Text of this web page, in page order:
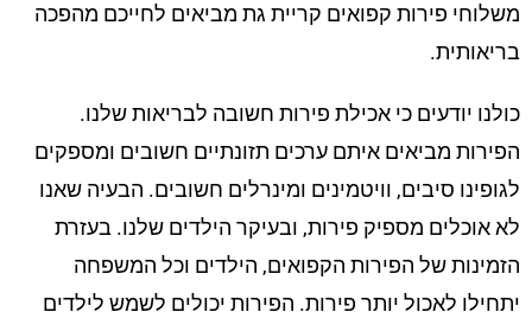
משלוחי פירות קפואים קריית גת מביאים לחייכם מהפכה
בריאותית.
כולנו יודעים כי אכילת פירות חשובה לבריאות שלנו.
הפירות מביאים איתם ערכים תזונתיים חשובים ומספקים
לגופינו סיבים, וויטמינים ומינרלים חשובים. הבעיה שאנו
לא אוכלים מספיק פירות, ובעיקר הילדים שלנו. בעזרת
הזמינות של הפירות הקפואים, הילדים וכל המשפחה
יתחילו לאכול יותר פירות. הפירות יכולים לשמש לילדים